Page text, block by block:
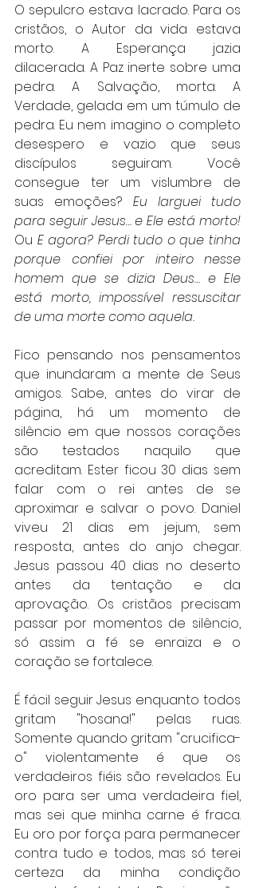
O sepulcro estava lacrado. Para os
cristãos, o Autor da vida estava
morto. A Esperança jazia
dilacerada. A Paz inerte sobre uma
pedra. A Salvação, morta. A
Verdade, gelada em um túmulo de
pedra. Eu nem imagino o completo
desespero e vazio que seus
discípulos seguiram. Você
consegue ter um vislumbre de
suas emoções? Eu larguei tudo
Ou E agora? Perdi tudo o que tinha
porque confiei por inteiro nesse
homem que se dizia Deus… e Ele
está morto, impossível ressuscitar
de uma morte como aquela.
Fico pensando nos pensamentos
que inundaram a mente de Seus
amigos. Sabe, antes do virar de
página, há um momento de
silêncio em que nossos corações
são testados naquilo que
acreditam. Ester ficou 30 dias sem
falar com o rei antes de se
aproximar e salvar o povo. Daniel
viveu 21 dias em jejum, sem
resposta, antes do anjo chegar.
Jesus passou 40 dias no deserto
antes da tentação e da
aprovação. Os cristãos precisam
passar por momentos de silêncio,
só assim a fé se enraiza e o
coração se fortalece.
É fácil seguir Jesus enquanto todos
gritam "hosana!" pelas ruas.
Somente quando gritam "crucifica-
o" violentamente é que os
verdadeiros fiéis são revelados. Eu
oro para ser uma verdadeira fiel,
mas sei que minha carne é fraca.
Eu oro por força para permanecer
contra tudo e todos, mas só terei
certeza da minha condição